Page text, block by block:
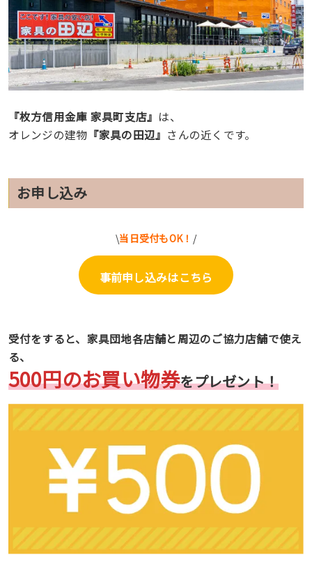
『枚方信用金庫 家具町支店』 は、
オレンジの建物 『家具の田辺』 さんの近くです。
お申し込み
\当日受付もOK！ /
事前申し込みはこちら
受付をすると、家具団地各店舗と周辺のご協力店舗で使え
る、
500円のお買い物券をプレゼント！